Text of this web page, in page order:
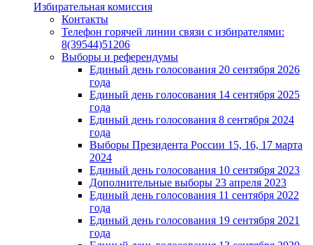
Избирательная комиссия
Контакты
Телефон горячей линии связи с избирателями:
8(39544)51206
Выборы и референдумы
Единый день голосования 20 сентября 2026
года
Единый день голосования 14 сентября 2025
года
Единый день голосования 8 сентября 2024
года
Выборы Президента России 15, 16, 17 марта
2024
Единый день голосования 10 сентября 2023
Дополнительные выборы 23 апреля 2023
Единый день голосования 11 сентября 2022
года
Единый день голосования 19 сентября 2021
года